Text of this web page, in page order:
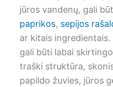
jūros vandenų, gali
paprikos, sepijos
ar kitais
gali būti labai
traški struktūra,
papildo žuvies, jūros